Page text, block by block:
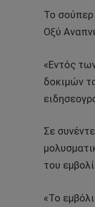
Το σούπερ
Οξύ
«Εντός
δοκιμών
Σε
του
«Το